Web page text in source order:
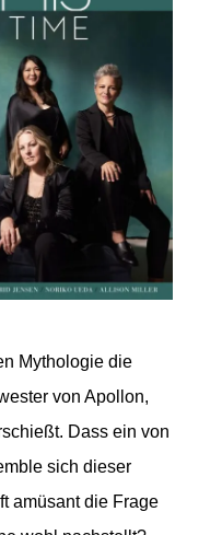
Mythologie die
von Apollon,
Dass ein von
sich dieser
amüsant die Frage